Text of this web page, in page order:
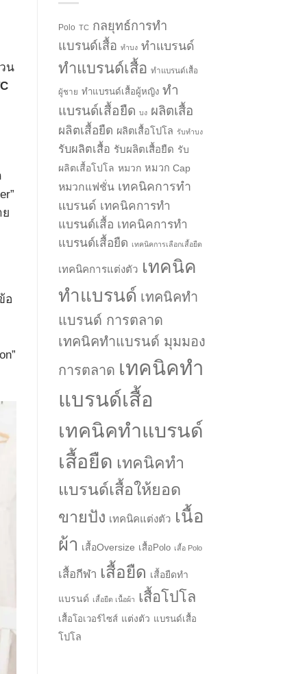
น
อ
Polo TC กลยุทธ์การทำ
แบรนด์เสื้อ ทำบง ทำแบรนด์
ทำแบรนด์เสื้อ ทำแบรนด์เสื้อ
ผู้ชาย ทำแบรนด์เสื้อผู้หญิง ทำ
แบรนด์เสื้อยืด บง ผลิตเสื้อ
ผลิตเสื้อยืด ผลิตเสื้อโปโล รับทำบง
รับผลิตเสื้อ รับผลิตเสื้อยืด รับ
ผลิตเสื้อโปโล หมวก หมวก Cap
หมวกแฟชั่น เทคนิคการทำ
แบรนด์ เทคนิคการทำ
แบรนด์เสื้อ เทคนิคการทำ
แบรนด์เสื้อยืด เทคนิคการเลือกเสื้อยืด
เทคนิคการแต่งตัว เทคนิค
ทำแบรนด์ เทคนิคทำ
แบรนด์ การตลาด
เทคนิคทำแบรนด์ มุมมอง
การตลาด เทคนิคทำ
แบรนด์เสื้อ
เทคนิคทำแบรนด์
เสื้อยืด เทคนิคทำ
แบรนด์เสื้อให้ยอด
ขายปัง เทคนิคแต่งตัว เนื้อ
ผ้า เสื้อOversize เสื้อPolo เสื้อ Polo
เสื้อกีฬา เสื้อยืด เสื้อยืดทำ
แบรนด์ เสื้อยืด เนื้อผ้า เสื้อโปโล
เสื้อโอเวอร์ไซส์ แต่งตัว แบรนด์เสื้อ
โปโล